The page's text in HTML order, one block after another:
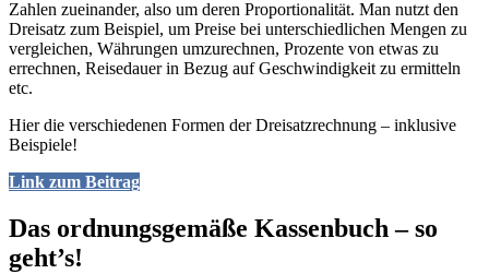
Zahlen zueinander, also um deren Proportionalität. Man nutzt den
Dreisatz zum Beispiel, um Preise bei unterschiedlichen Mengen zu
vergleichen, Währungen umzurechnen, Prozente von etwas zu
errechnen, Reisedauer in Bezug auf Geschwindigkeit zu ermitteln
etc.
Hier die verschiedenen Formen der Dreisatzrechnung – inklusive
Beispiele!
Link zum Beitrag
Das ordnungsgemäße Kassenbuch – so
geht’s!